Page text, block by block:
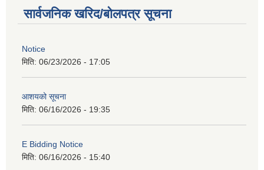
सार्वजनिक खरिद/बोलपत्र सूचना
Notice
मिति: 06/23/2026 - 17:05
आशयको सूचना
मिति: 06/16/2026 - 19:35
E Bidding Notice
मिति: 06/16/2026 - 15:40